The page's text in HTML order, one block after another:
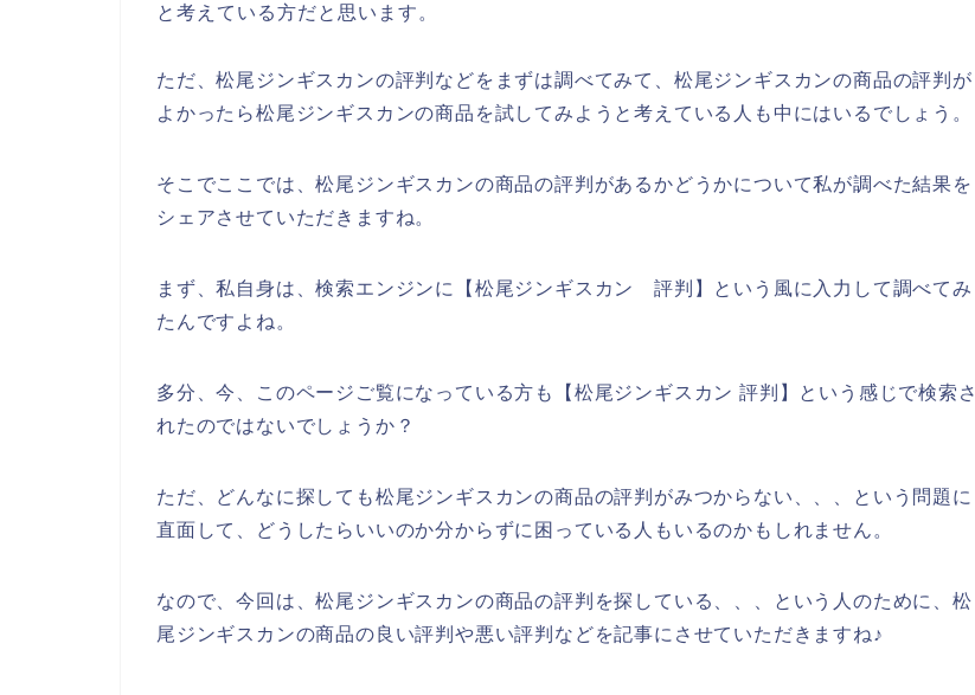
と考えている方だと思います。
ただ、松尾ジンギスカンの評判などをまずは調べてみて、松尾ジンギスカンの商品の評判が
よかったら松尾ジンギスカンの商品を試してみようと考えている人も中にはいるでしょう。
そこでここでは、松尾ジンギスカンの商品の評判があるかどうかについて私が調べた結果を
シェアさせていただきますね。
まず、私自身は、検索エンジンに【松尾ジンギスカン 評判】という風に入力して調べてみ
たんですよね。
多分、今、このページご覧になっている方も【松尾ジンギスカン 評判】という感じで検索さ
れたのではないでしょうか？
ただ、どんなに探しても松尾ジンギスカンの商品の評判がみつからない、、、という問題に
直面して、どうしたらいいのか分からずに困っている人もいるのかもしれません。
なので、今回は、松尾ジンギスカンの商品の評判を探している、、、という人のために、松
尾ジンギスカンの商品の良い評判や悪い評判などを記事にさせていただきますね♪